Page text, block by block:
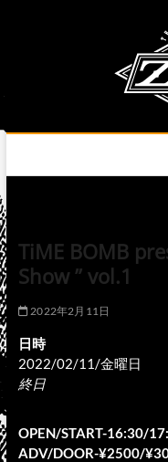
TiME BOMB
Show ” vol.1
2022年2月11日
日時
2022/02/11/金曜日
終日
OPEN/START-16:30/
ADV/DOOR-¥2500/